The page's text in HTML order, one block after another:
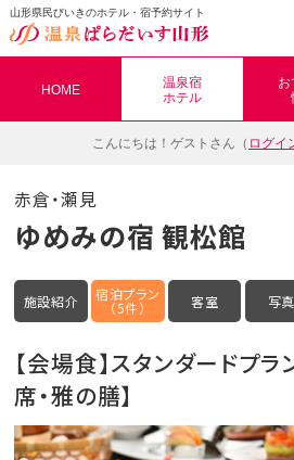
山形県民びいきのホテル・宿予約サイト
HOME
温泉宿
ホテル
お
こんにちは！ ゲストさん（ ログイ
赤倉・瀬見
ゆめみの宿 観松館
施設紹介 宿泊プラン
（5件） 客室 写真
【会場食】スタンダードプ
席・雅の膳】